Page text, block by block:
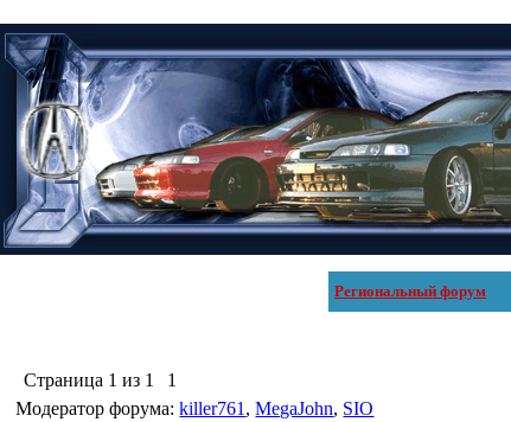
Региональный форум
Страница 1 из 1
1
Модератор форума:killer761 ,MegaJohn, SIO